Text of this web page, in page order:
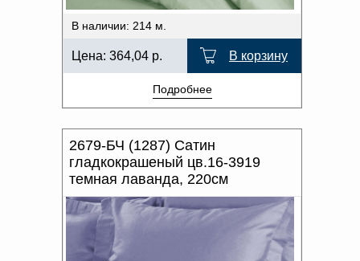
В наличии: 214 м.
Цена: 364,04 р. В корзину
Подробнее
2679-БЧ (1287) Сатин
гладкокрашеный цв.16-3919
темная лаванда, 220см